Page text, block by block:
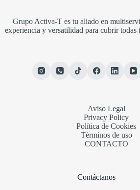
Grupo Activa-T es tu aliado en
experiencia y versatilidad para cubrir todas
Aviso Legal
Privacy Policy
Política de Cookies
Términos de uso
CONTACTO
Contáctanos